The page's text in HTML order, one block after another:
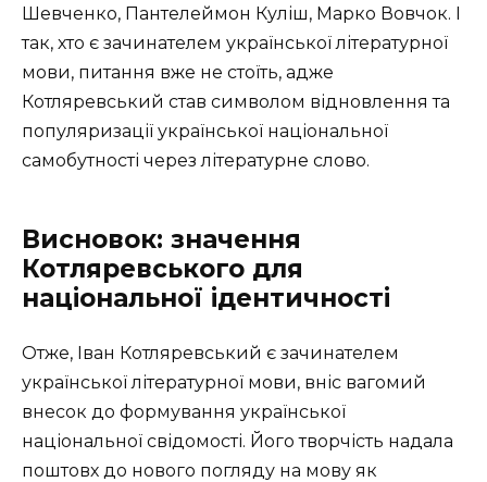
Шевченко, Пантелеймон Куліш, Марко Вовчок. І
так, хто є зачинателем української літературної
мови, питання вже не стоїть, адже
Котляревський став символом відновлення та
популяризації української національної
самобутності через літературне слово.
Висновок: значення
Котляревського для
національної ідентичності
Отже, Іван Котляревський є зачинателем
української літературної мови, вніс вагомий
внесок до формування української
національної свідомості. Його творчість надала
поштовх до нового погляду на мову як